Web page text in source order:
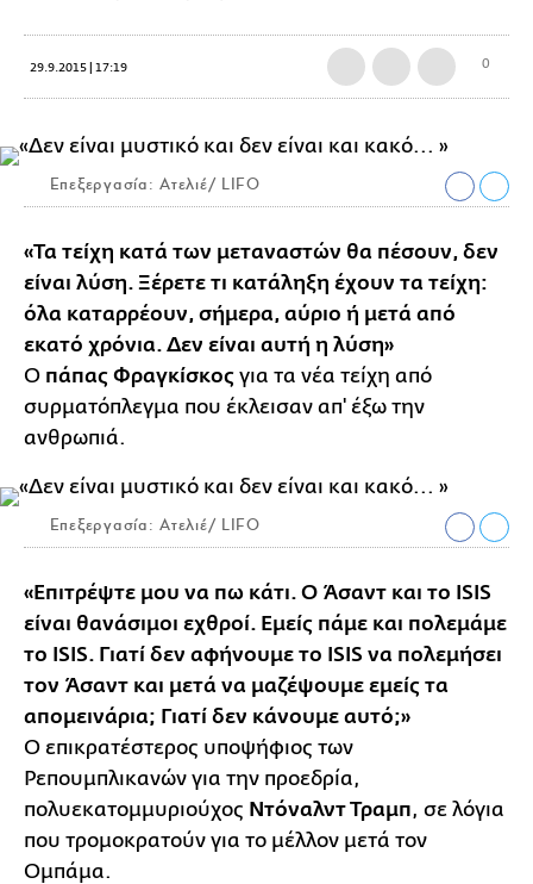
29.9.2015 | 17:19 0
Επεξεργασία: Ατελιέ/ LIFO
«Τα τείχη κατά των μεταναστών θα πέσουν, δεν
είναι λύση. Ξέρετε τι κατάληξη έχουν τα τείχη:
όλα καταρρέουν, σήμερα, αύριο ή μετά από
εκατό χρόνια. Δεν είναι αυτή η λύση»
O πάπας Φραγκίσκος για τα νέα τείχη από
συρματόπλεγμα που έκλεισαν απ' έξω την
ανθρωπιά.
Επεξεργασία: Ατελιέ/ LIFO
«Επιτρέψτε μου να πω κάτι. Ο Άσαντ και το ISIS
είναι θανάσιμοι εχθροί. Εμείς πάμε και πολεμάμε
το ISIS. Γιατί δεν αφήνουμε το ISIS να πολεμήσει
τον Άσαντ και μετά να μαζέψουμε εμείς τα
απομεινάρια; Γιατί δεν κάνουμε αυτό;»
Ο επικρατέστερος υποψήφιος των
Ρεπουμπλικανών για την προεδρία,
πολυεκατομμυριούχος Ντόναλντ Τραμπ, σε λόγια
που τρομοκρατούν για το μέλλον μετά τον
Ομπάμα.